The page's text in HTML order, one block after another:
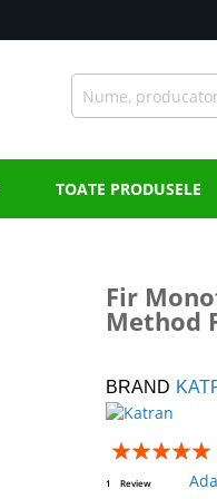
TOATE PRODUSELE
Fir
Method
BRAND
Rating:
% of
1 Review